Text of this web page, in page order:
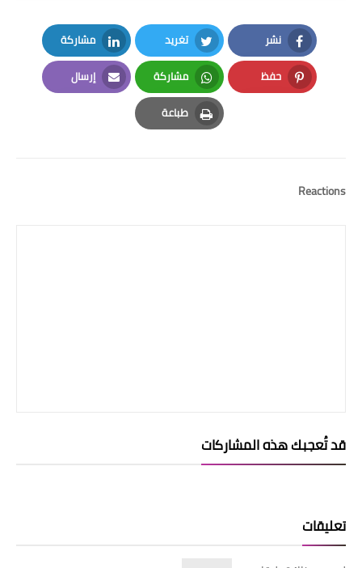
نشر
Facebook
تغريد
Twitter
مشاركة
LinkedIn
حفظ
Pinterest
مشاركة
Whatsapp
إرسال
Email
طباعة
Print
Reactions
قد تُعجبك هذه المشاركات
تعليقات